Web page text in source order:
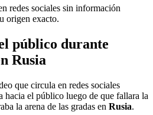
redes sociales sin información
origen exacto.
público durante
Rusia
que circula en redes sociales
hacia el público luego de que fallara la
la arena de las gradas en Rusia.